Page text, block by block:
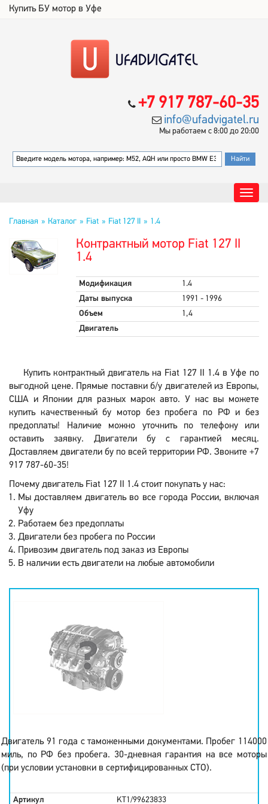
Купить БУ мотор в Уфе
+7 917 787-60-35
info@ufadvigatel.ru
Мы работаем с 8:00 до 20:00
Главная Каталог Fiat Fiat 127 II 1.4
Контрактный мотор Fiat 127 II
1.4
Модификация
1.4
Даты выпуска
1991 - 1996
Объем
1,4
Двигатель
Купить контрактный двигатель на Fiat 127 II 1.4 в Уфе по
выгодной цене. Прямые поставки б/у двигателей из Европы,
США и Японии для разных марок авто. У нас вы можете
купить качественный бу мотор без пробега по РФ и без
предоплаты! Наличие можно уточнить по телефону или
оставить заявку. Двигатели бу с гарантией месяц.
Доставляем двигатели бу по всей территории РФ. Звоните +7
917 787-60-35!
Почему двигатель Fiat 127 II 1.4 стоит покупать у нас:
Мы доставляем двигатель во все города России, включая
Уфу
Работаем без предоплаты
Двигатели без пробега по России
Привозим двигатель под заказ из Европы
В наличии есть двигатели на любые автомобили
Двигатель 91 года с таможенными документами. Пробег 114000
миль, по РФ без пробега. 30-дневная гарантия на все моторы
(при условии установки в сертифицированных СТО).
Артикул KT1/99623833